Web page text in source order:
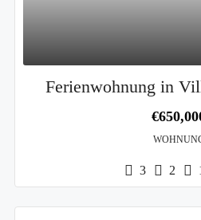
Ferienwohnung in
3 2